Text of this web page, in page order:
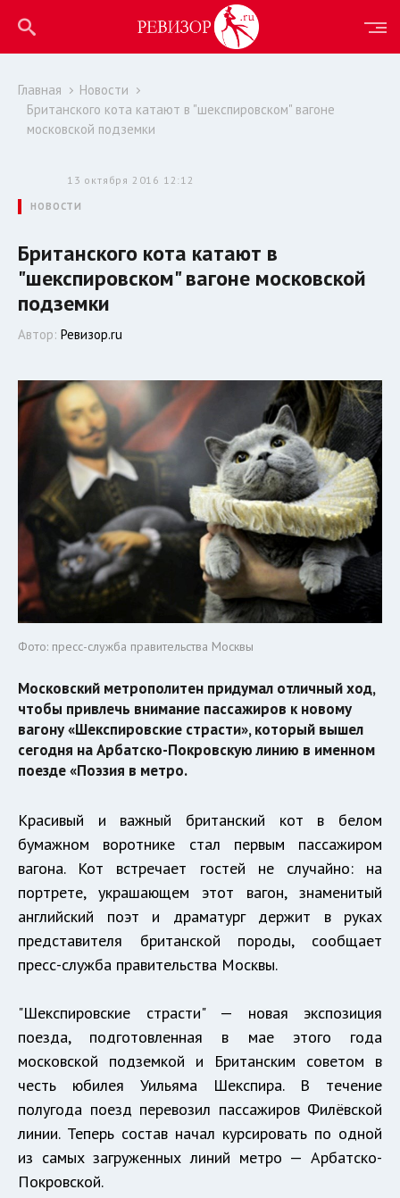
Главная
Новости
Британского кота катают в "шекспировском" вагоне
московской подземки
13 октября 2016 12:12
НОВОСТИ
Британского кота катают в
"шекспировском" вагоне московской
подземки
Автор: Ревизор.ru
Фото: пресс-служба правительства Москвы
Московский метрополитен придумал отличный ход,
чтобы привлечь внимание пассажиров к новому
вагону «Шекспировские страсти», который вышел
сегодня на Арбатско-Покровскую линию в именном
поезде «Поэзия в метро.
Красивый и важный британский кот в белом
бумажном воротнике стал первым пассажиром
вагона. Кот встречает гостей не случайно: на
портрете, украшающем этот вагон, знаменитый
английский поэт и драматург держит в руках
представителя британской породы, сообщает
пресс-служба правительства Москвы.
"Шекспировские страсти" — новая экспозиция
поезда, подготовленная в мае этого года
московской подземкой и Британским советом в
честь юбилея Уильяма Шекспира. В течение
полугода поезд перевозил пассажиров Филёвской
линии. Теперь состав начал курсировать по одной
из самых загруженных линий метро — Арбатско-
Покровской.